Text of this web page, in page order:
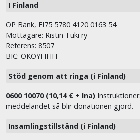
I Finland
OP Bank, FI75 5780 4120 0163 54
Mottagare: Ristin Tuki ry
Referens: 8507
BIC: OKOYFIHH
Stöd genom att ringa (i Finland)
0600 10070 (10,14 € + lna)
meddelandet så blir donationen gjord.
Insamlingstillstånd (i Finland)